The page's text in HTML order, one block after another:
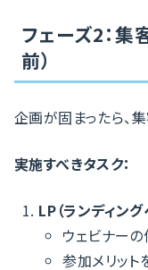
フェーズ2：集
前）
企画が固まったら、
実施すべきタスク：
LP（ランディン
ウェビナー
参加メリッ